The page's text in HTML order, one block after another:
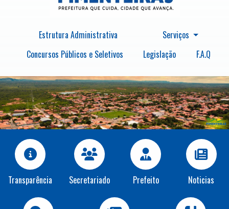
Estrutura Administrativa
Serviços
Concursos Públicos e Seletivos
Legislação F.A.Q
Transparência Secretariado Prefeito Noticias